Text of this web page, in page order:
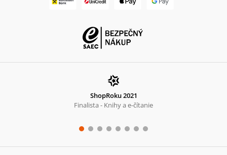
ShopRoku 2021
Finalista - Knihy a e-čítanie